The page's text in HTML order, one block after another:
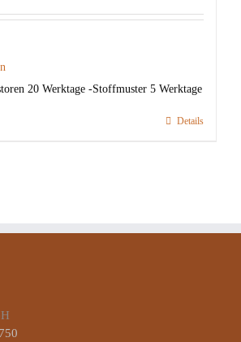
20 Werktage -Stoffmuster 5 Werktage
Details